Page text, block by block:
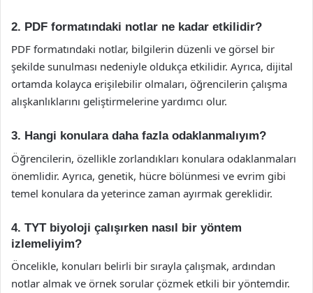
2. PDF formatındaki notlar ne kadar etkilidir?
PDF formatındaki notlar, bilgilerin düzenli ve görsel bir
şekilde sunulması nedeniyle oldukça etkilidir. Ayrıca, dijital
ortamda kolayca erişilebilir olmaları, öğrencilerin çalışma
alışkanlıklarını geliştirmelerine yardımcı olur.
3. Hangi konulara daha fazla odaklanmalıyım?
Öğrencilerin, özellikle zorlandıkları konulara odaklanmaları
önemlidir. Ayrıca, genetik, hücre bölünmesi ve evrim gibi
temel konulara da yeterince zaman ayırmak gereklidir.
4. TYT biyoloji çalışırken nasıl bir yöntem
izlemeliyim?
Öncelikle, konuları belirli bir sırayla çalışmak, ardından
notlar almak ve örnek sorular çözmek etkili bir yöntemdir.